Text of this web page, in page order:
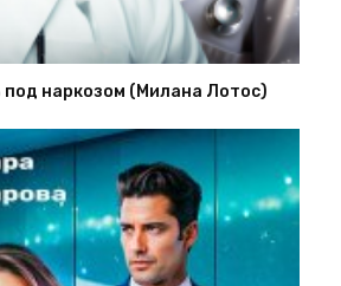
наркозом (Милана Лотос)